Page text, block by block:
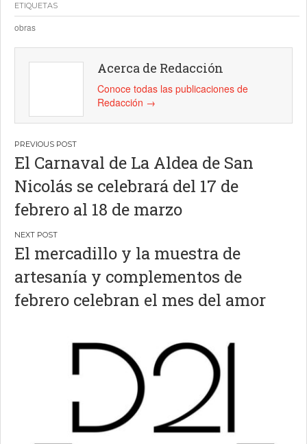
ETIQUETAS
obras
Acerca de Redacción
Conoce todas las publicaciones de
Redacción →
Navegación
de
entradas
El Carnaval de La Aldea de San
Nicolás se celebrará del 17 de
febrero al 18 de marzo
El mercadillo y la muestra de
artesanía y complementos de
febrero celebran el mes del amor